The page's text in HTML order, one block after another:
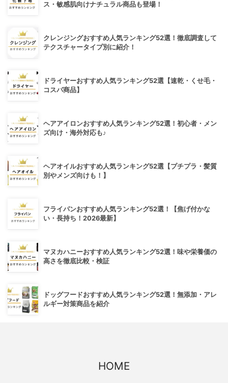
ス・敏感肌向けナチュラル商品も登場！
クレンジングおすすめ人気ランキング52選！徹底調査して
テクスチャータイプ別に紹介！
ドライヤーおすすめ人気ランキング52選【速乾・くせ毛・
コスパ商品】
ヘアアイロンおすすめ人気ランキング52選！初心者・メン
ズ向け・海外対応も♪
ヘアオイルおすすめ人気ランキング52選【プチプラ・髪質
別やメンズ向けも！】
フライパンおすすめ人気ランキング52選！【焦げ付かな
い・長持ち！2026最新】
マヌカハニーおすすめ人気ランキング52選！味や栄養価の
高さを徹底比較・検証
ドッグフードおすすめ人気ランキング52選！無添加・アレ
ルギー対策商品を紹介
HOME